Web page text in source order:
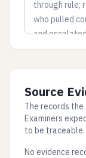
Source
The records the
Examiners
to be traceable.
No evidence